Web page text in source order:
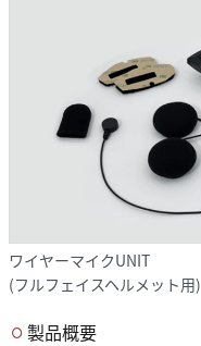
ワイヤーマイクUNIT
(フルフェイスヘルメット用)
製品概要